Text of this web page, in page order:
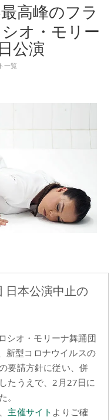
高峰のフラ
オ・モリー
公演
一覧
日本公演中止の
シオ・モリーナ舞踊団
新型コロナウイルスの
要請方針に従い、併
たうえで、2月27日に
。
主催サイト よりご確